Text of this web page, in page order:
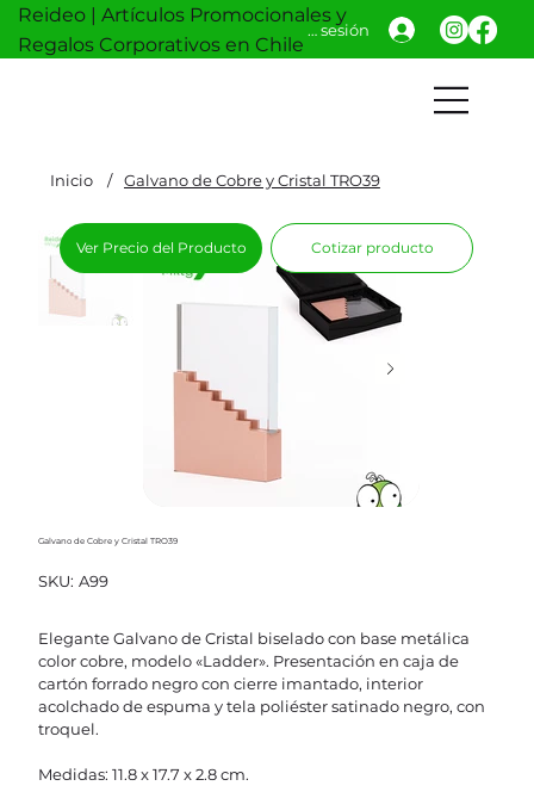
Reideo | Artículos Promocionales y
Regalos Corporativos en Chile
Iniciar sesión
Inicio / Galvano de Cobre y Cristal TRO39
Galvano de Cobre y Cristal TRO39
SKU:
SKU
A99
A99
Elegante Galvano de Cristal biselado con base metálica
color cobre, modelo «Ladder». Presentación en caja de
cartón forrado negro con cierre imantado, interior
acolchado de espuma y tela poliéster satinado negro, con
troquel.
Medidas: 11.8 x 17.7 x 2.8 cm.
Ver Precio del Producto Cotizar producto